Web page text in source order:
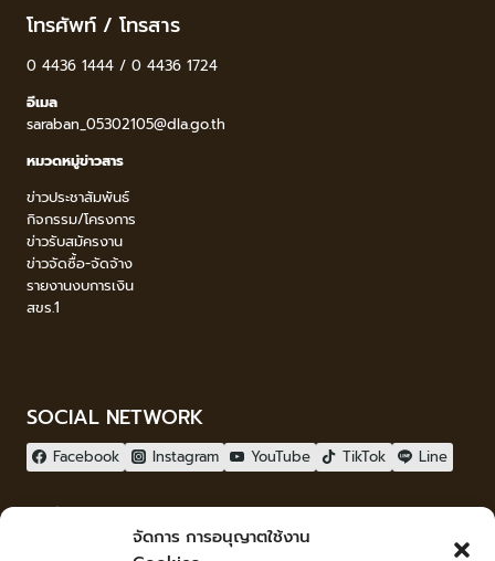
จัดการ การอนุญาตใช้งาน
โทรศัพท์ / โทรสาร
0 4436 1444 / 0 4436 1724
อีเมล
saraban_05302105@dla.go.th
หมวดหมู่ข่าวสาร
ข่าวประชาสัมพันธ์
กิจกรรม/โครงการ
ข่าวรับสมัครงาน
ข่าวจัดซื้อ-จัดจ้าง
รายงานงบการเงิน
สขร.1
SOCIAL NETWORK
Facebook Instagram YouTube TikTok Line
13